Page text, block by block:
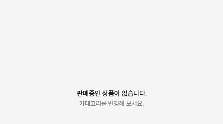
판매중인 상품이 없습니다.
카테고리를 변경해 보세요.